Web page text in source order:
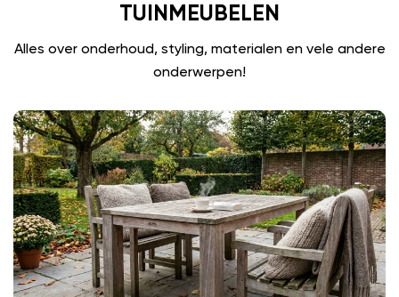
TUINMEUBELEN
Alles over onderhoud, styling, materialen en vele andere
onderwerpen!